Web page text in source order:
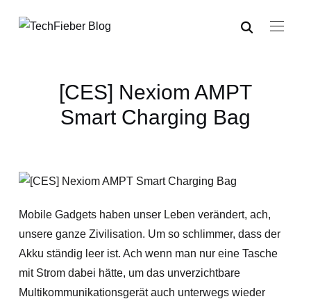
[CES] Nexiom AMPT
Smart Charging Bag
Mobile Gadgets haben unser Leben verändert, ach,
unsere ganze Zivilisation. Um so schlimmer, dass der
Akku ständig leer ist. Ach wenn man nur eine Tasche
mit Strom dabei hätte, um das unverzichtbare
Multikommunikationsgerät auch unterwegs wieder